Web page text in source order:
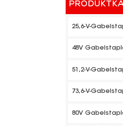
25,6-V-
48V
51,2-V-
73,6-V-
80V